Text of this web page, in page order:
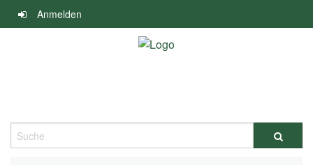
Navigation
überspringen
Anmelden
Suche